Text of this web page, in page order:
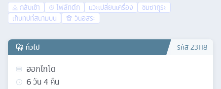
กลับเช้า ไฟล์ทดึก แวะเปลี่ยนเครื่อง
ชมซากุระ
เก็บทิปที่สนามบิน
วันอิสระ
ทั่วไป รหัส23118
ฮอกไกโด
6วัน4 คืน